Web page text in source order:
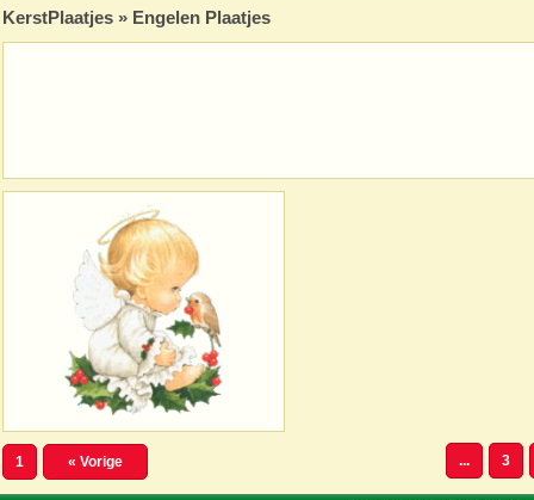
KerstPlaatjes » Engelen Plaatjes
1 « Vorige ... 3